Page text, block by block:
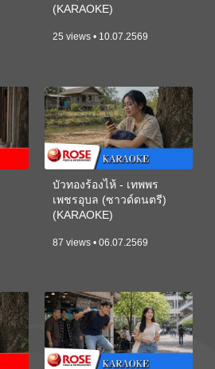
(KARAOKE)
25 views • 10.07.2569
บัวทองร้องไห้ - เทพพร
เพชรอุบล (ซาวด์ดนตรี)
(KARAOKE)
87 views • 06.07.2569